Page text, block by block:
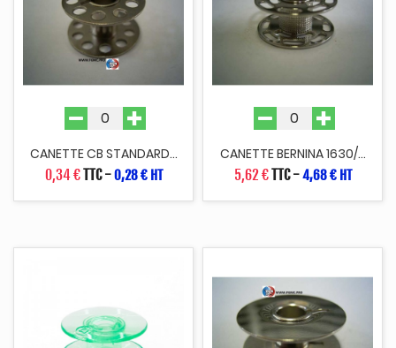
CANETTE CB STANDARD...
0,34 €TTC-0,28 € HT
CANETTE BERNINA 1630/...
5,62 €TTC-4,68 € HT